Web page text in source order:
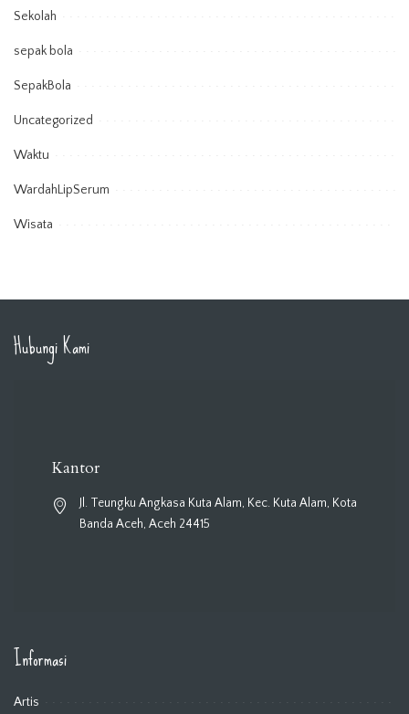
Sekolah
sepak bola
SepakBola
Uncategorized
Waktu
WardahLipSerum
Wisata
Hubungi Kami
Kantor
Jl. Teungku Angkasa Kuta Alam, Kec. Kuta Alam, Kota
Banda Aceh, Aceh 24415
Informasi
Artis